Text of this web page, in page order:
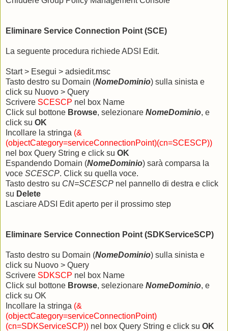
Eliminare Service Connection Point (SCE)
La seguente procedura richiede ADSI Edit.
Start > Esegui > adsiedit.msc
Tasto destro su Domain (NomeDominio) sulla sinista e
click su Nuovo > Query
Scrivere SCESCP nel box Name
Click sul bottone Browse, selezionare NomeDominio, e
click su OK
Incollare la stringa (&
(objectCategory=serviceConnectionPoint)(cn=SCESCP))
nel box Query String e click su OK
Espandendo Domain (NomeDominio) sarà comparsa la
voce SCESCP. Click su quella voce.
Tasto destro su CN=SCESCP nel pannello di destra e click
su Delete
Lasciare ADSI Edit aperto per il prossimo step
Eliminare Service Connection Point (SDKServiceSCP)
Tasto destro su Domain (NomeDominio) sulla sinista e
click su Nuovo > Query
Scrivere SDKSCP nel box Name
Click sul bottone Browse, selezionare NomeDominio, e
click su OK
Incollare la stringa (&
(objectCategory=serviceConnectionPoint)
(cn=SDKServiceSCP)) nel box Query String e click su OK